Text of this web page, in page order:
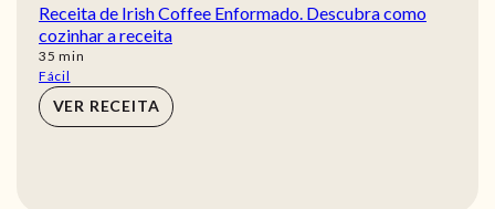
Receita de Irish Coffee Enformado. Descubra como
cozinhar a receita
35 min
min
Fácil
VER RECEITA